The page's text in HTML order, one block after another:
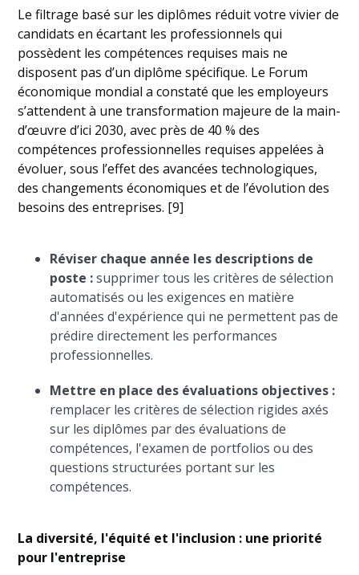
Le filtrage basé sur les diplômes réduit votre vivier de
candidats en écartant les professionnels qui
possèdent les compétences requises mais ne
disposent pas d’un diplôme spécifique. Le Forum
économique mondial a constaté que les employeurs
s’attendent à une transformation majeure de la main-
d’œuvre d’ici 2030, avec près de 40 % des
compétences professionnelles requises appelées à
évoluer, sous l’effet des avancées technologiques,
des changements économiques et de l’évolution des
besoins des entreprises. [9]
Réviser chaque année les descriptions de
poste :supprimer tous les critères de sélection
automatisés ou les exigences en matière
d'années d'expérience qui ne permettent pas de
prédire directement les performances
professionnelles.
Mettre en place des évaluations objectives :
remplacer les critères de sélection rigides axés
sur les diplômes par des évaluations de
compétences, l'examen de portfolios ou des
questions structurées portant sur les
compétences.
La diversité, l'équité et l'inclusion : une priorité
pour l'entreprise